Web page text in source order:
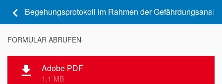
keyboard_arrow_left Begehungsprotokoll im Rahmen der
FORMULAR ABRUFEN
file_download Adobe PDF
1,1 MB